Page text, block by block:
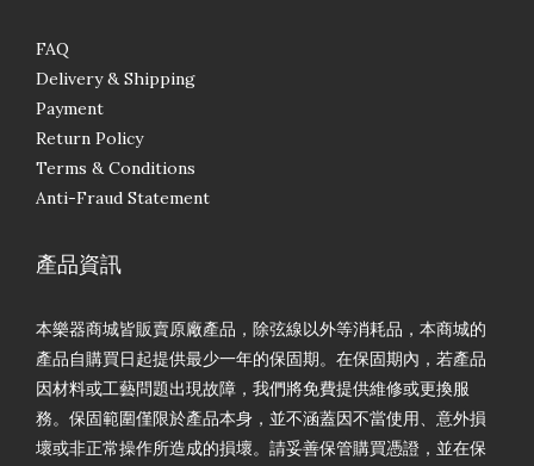
FAQ
Delivery & Shipping
Payment
Return Policy
Terms & Conditions
Anti-Fraud Statement
產品資訊
本樂器商城皆販賣原廠產品，除弦線以外等消耗品，本商城的
產品自購買日起提供最少一年的保固期。在保固期內，若產品
因材料或工藝問題出現故障，我們將免費提供維修或更換服
務。保固範圍僅限於產品本身，並不涵蓋因不當使用、意外損
壞或非正常操作所造成的損壞。請妥善保管購買憑證，並在保